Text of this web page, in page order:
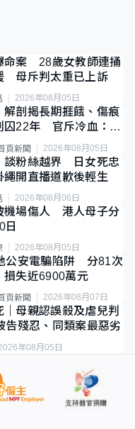
命案 28歲女教師連捅
母斥判太重已上訴
2026年08月05日
解剖揭長期捱餓、傷痕
22年 官斥冷血：同
頁新聞 2026年08月05日
談粉絲越界 日女死忠
開直播道歉後輕生
2026年08月06日
機場傷人 港人母子分
日
2026年08月05日
公安電騙陷阱 分81次
損失近6900萬元
頁新聞 2026年08月07日
母親認誤殺及虐兒判
殘忍、同類案最惡劣
年08月05日